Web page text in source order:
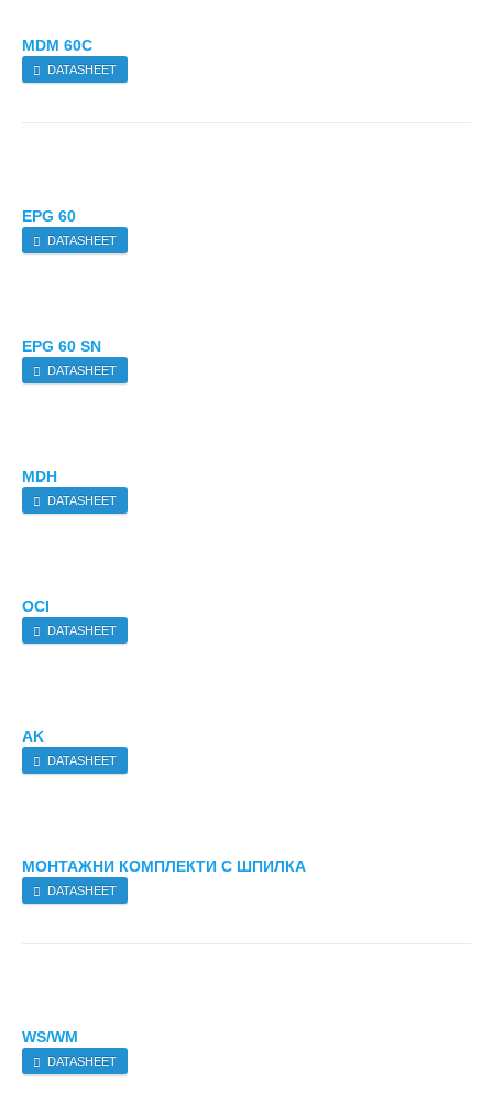
MDM 60C
DATASHEET
EPG 60
DATASHEET
EPG 60 SN
DATASHEET
MDH
DATASHEET
OCI
DATASHEET
AK
DATASHEET
МОНТАЖНИ КОМПЛЕКТИ С ШПИЛКА
DATASHEET
WS/WM
DATASHEET